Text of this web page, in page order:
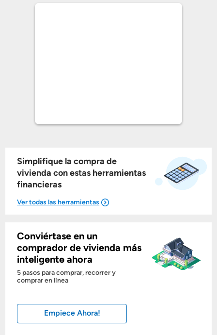
Simplifique la compra de
vivienda con estas herramientas
financieras
Mostrarme lo que puedo pagar
Costos casa nueva vs. usada
Calcular mi hipoteca
Conviértase en un
comprador de vivienda más
inteligente ahora
5 pasos para comprar, recorrer y
comprar en línea
Empiece Ahora!